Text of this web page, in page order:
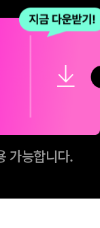
가능합니다.